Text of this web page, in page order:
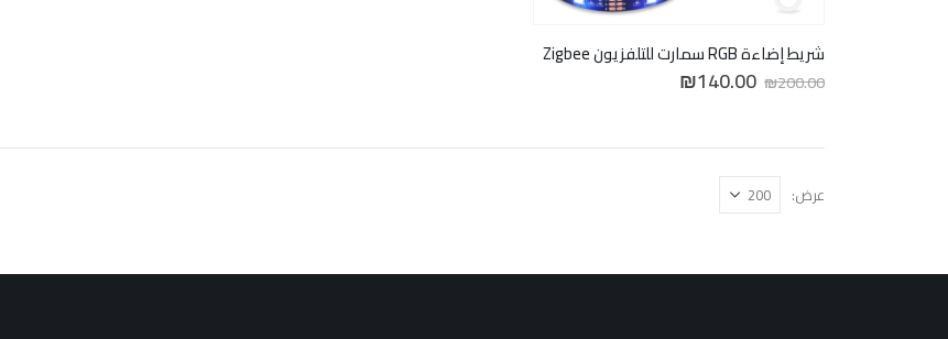
شريط إضاءة RGB سمارت للتلفزيون Zigbee
₪200.00 السعر
الأصلي
₪200.00.
₪140.00
₪140.00.
عرض: